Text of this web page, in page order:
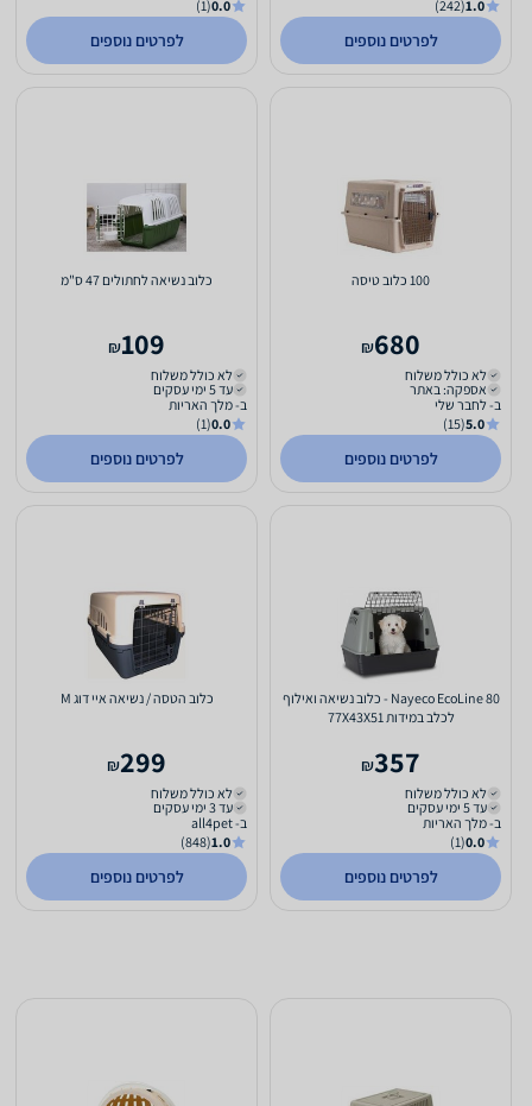
1.0
(242)
לפרטים נוספים
0.0
(1)
לפרטים נוספים
100 כלוב טיסה
680
₪
לא כולל משלוח
אספקה: באתר
ב- לחבר שלי
5.0
(15)
לפרטים נוספים
כלוב נשיאה לחתולים 47 ס"מ
109
₪
לא כולל משלוח
עד 5 ימי עסקים
ב- מלך האריות
0.0
(1)
לפרטים נוספים
Nayeco EcoLine 80 - כלוב נשיאה ואילוף
לכלב במידות 77X43X51
357
₪
לא כולל משלוח
עד 5 ימי עסקים
ב- מלך האריות
0.0
(1)
לפרטים נוספים
כלוב הטסה / נשיאה איי דוג M
299
₪
לא כולל משלוח
עד 3 ימי עסקים
ב- all4pet
1.0
(848)
לפרטים נוספים